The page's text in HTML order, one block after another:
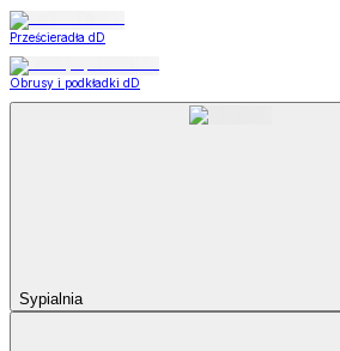
Prześcieradła dD
Obrusy i podkładki dD
Sypialnia